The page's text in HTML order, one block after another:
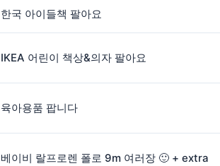
한국 아이들책 팔아요
IKEA 어린이 책상&의자 팔아요
육아용품 팝니다
베이비 랄프로렌 폴로 9m 여러장 🙂 + extra